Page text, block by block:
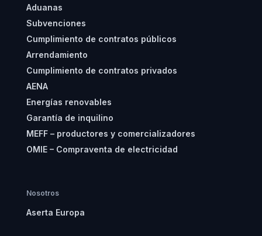
Aduanas
Subvenciones
Cumplimiento de contratos públicos
Arrendamiento
Cumplimiento de contratos privados
AENA
Energías renovables
Garantía de inquilino
MEFF – productores y comercializadores
OMIE – Compraventa de electricidad
Nosotros
Aserta Europa